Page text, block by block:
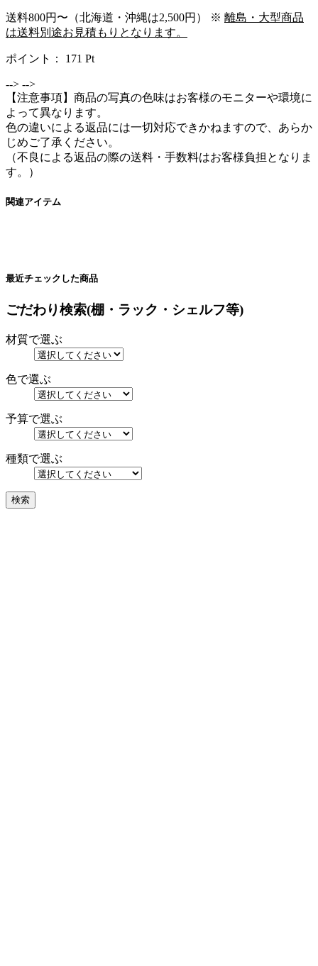
送料800円〜（北海道・沖縄は2,500円） ※ 離島・大型商品
は送料別途お見積もりとなります。
ポイント： 171 Pt
--> -->
【注意事項】商品の写真の色味はお客様のモニターや環境に
よって異なります。
色の違いによる返品には一切対応できかねますので、あらか
じめご了承ください。
（不良による返品の際の送料・手数料はお客様負担となりま
す。）
関連アイテム
最近チェックした商品
ごだわり検索(棚・ラック・シェルフ等)
材質で選ぶ
色で選ぶ
予算で選ぶ
種類で選ぶ